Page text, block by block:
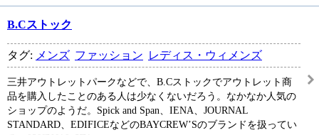
B.Cストック
タグ: メンズ ファッション レディス・ウィメンズ
三井アウトレットパークなどで、B.Cストックでアウトレット商
品を購入したことのある人は少なくないだろう。なかなか人気の
ショップのようだ。Spick and Span、IENA、JOURNAL
STANDARD、EDIFICEなどのBAYCREW’Sのブランドを扱ってい